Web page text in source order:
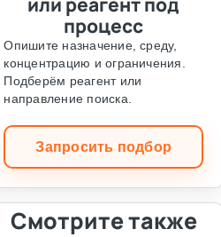
процесс
Опишите назначение, среду,
концентрацию и ограничения.
Подберём реагент или
направление поиска.
Запросить подбор
Смотрите также